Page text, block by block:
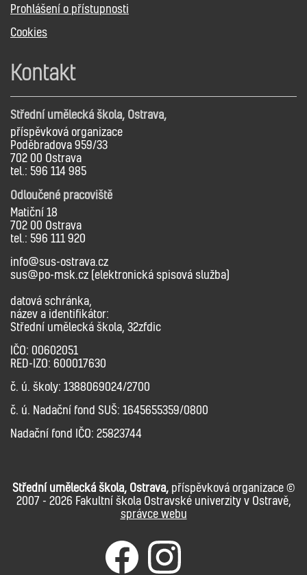
Prohlášení o přístupnosti
Cookies
Kontakt
Střední umělecká škola, Ostrava,
příspěvková organizace
Poděbradova 959/33
702 00 Ostrava
tel.: 596 114 985
Odloučené pracoviště
Matiční 18
702 00 Ostrava
tel.: 596 111 920
info@sus-ostrava.cz
sus@po-msk.cz (elektronická spisová služba)
datová schránka,
název a identifikátor:
Střední umělecká škola, 32zfdic
IČO: 00602051
RED-IZO: 600017630
č. ú. školy: 1388069024/2700
č. ú. Nadační fond SUŠ: 1645655359/0800
Nadační fond IČO: 25823744
Střední umělecká škola, Ostrava, příspěvková organizace ©
2007 - 2026 Fakultní škola Ostravské univerzity v Ostravě,
správce webu